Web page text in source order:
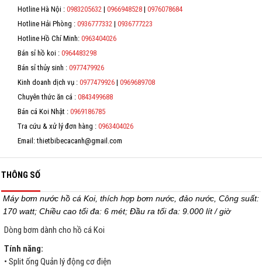
Hotline Hà Nội : 0983205632| 0966948528| 0976078684
Hotline Hải Phòng : 0936777332| 0936777223
Hotline Hồ Chí Minh: 0963404026
Bán sỉ hồ koi : 0964483298
Bán sỉ thủy sinh : 0977479926
Kinh doanh dịch vụ : 0977479926| 0969689708
Chuyên thức ăn cá : 0843499688
Bán cá Koi Nhật : 0969186785
Tra cứu & xử lý đơn hàng : 0963404026
Email: thietbibecacanh@gmail.com
THÔNG SỐ
Máy bơm nước hồ cá Koi, thích hợp bơm nước, đảo nước, Công suất:
170 watt; Chiều cao tối đa: 6 mét; Đầu ra tối đa: 9.000 lít / giờ
Dòng bơm dành cho hồ cá Koi
Tính năng:
• Split ống Quản lý động cơ điện